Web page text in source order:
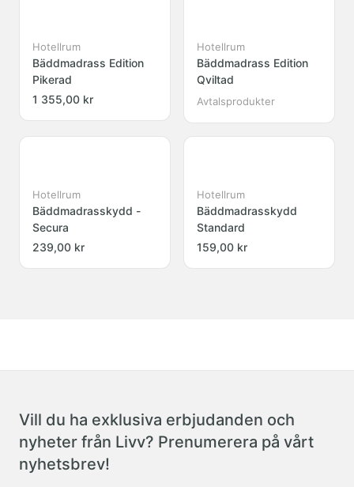
Hotellrum
Bäddmadrass Edition
Pikerad
1 355,00 kr
Hotellrum
Bäddmadrass Edition
Qviltad
Avtalsprodukter
Hotellrum
Bäddmadrasskydd -
Secura
239,00 kr
Hotellrum
Bäddmadrasskydd
Standard
159,00 kr
Vill du ha exklusiva erbjudanden och
nyheter från Livv? Prenumerera på vårt
nyhetsbrev!